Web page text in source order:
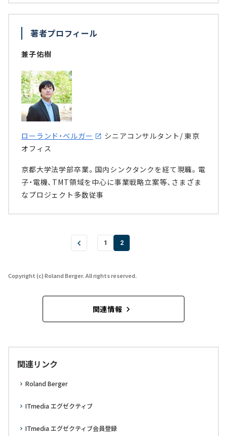
著者プロフィール
兼子佑樹
ローランド・ベルガー
シニアコンサルタント/ 東京
オフィス
京都大学法学部卒業。国内シンクタンクを経て現職。電
子・電機、TMT領域を中心に事業戦略立案等、さまざま
なプロジェクト多数従事
1 2
Copyright (c) Roland Berger. All rights reserved.
関連情報
関連リンク
Roland Berger
ITmedia エグゼクティブ
ITmedia エグゼクティブ会員登録